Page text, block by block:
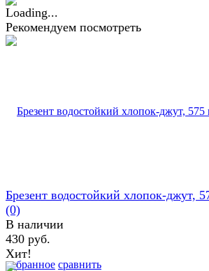
Рекомендуем посмотреть
избранное сравнить
Брезент водостойкий хлопок-джут,
(0)
В наличии
430 руб.
Хит!